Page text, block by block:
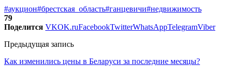
#аукцион#брестская_область#ганцевичи#недвижимость
79
Поделится VKOK.ruFacebookTwitterWhatsAppTelegramViber
Предыдущая запись
Как изменились цены в Беларуси за последние месяцы?